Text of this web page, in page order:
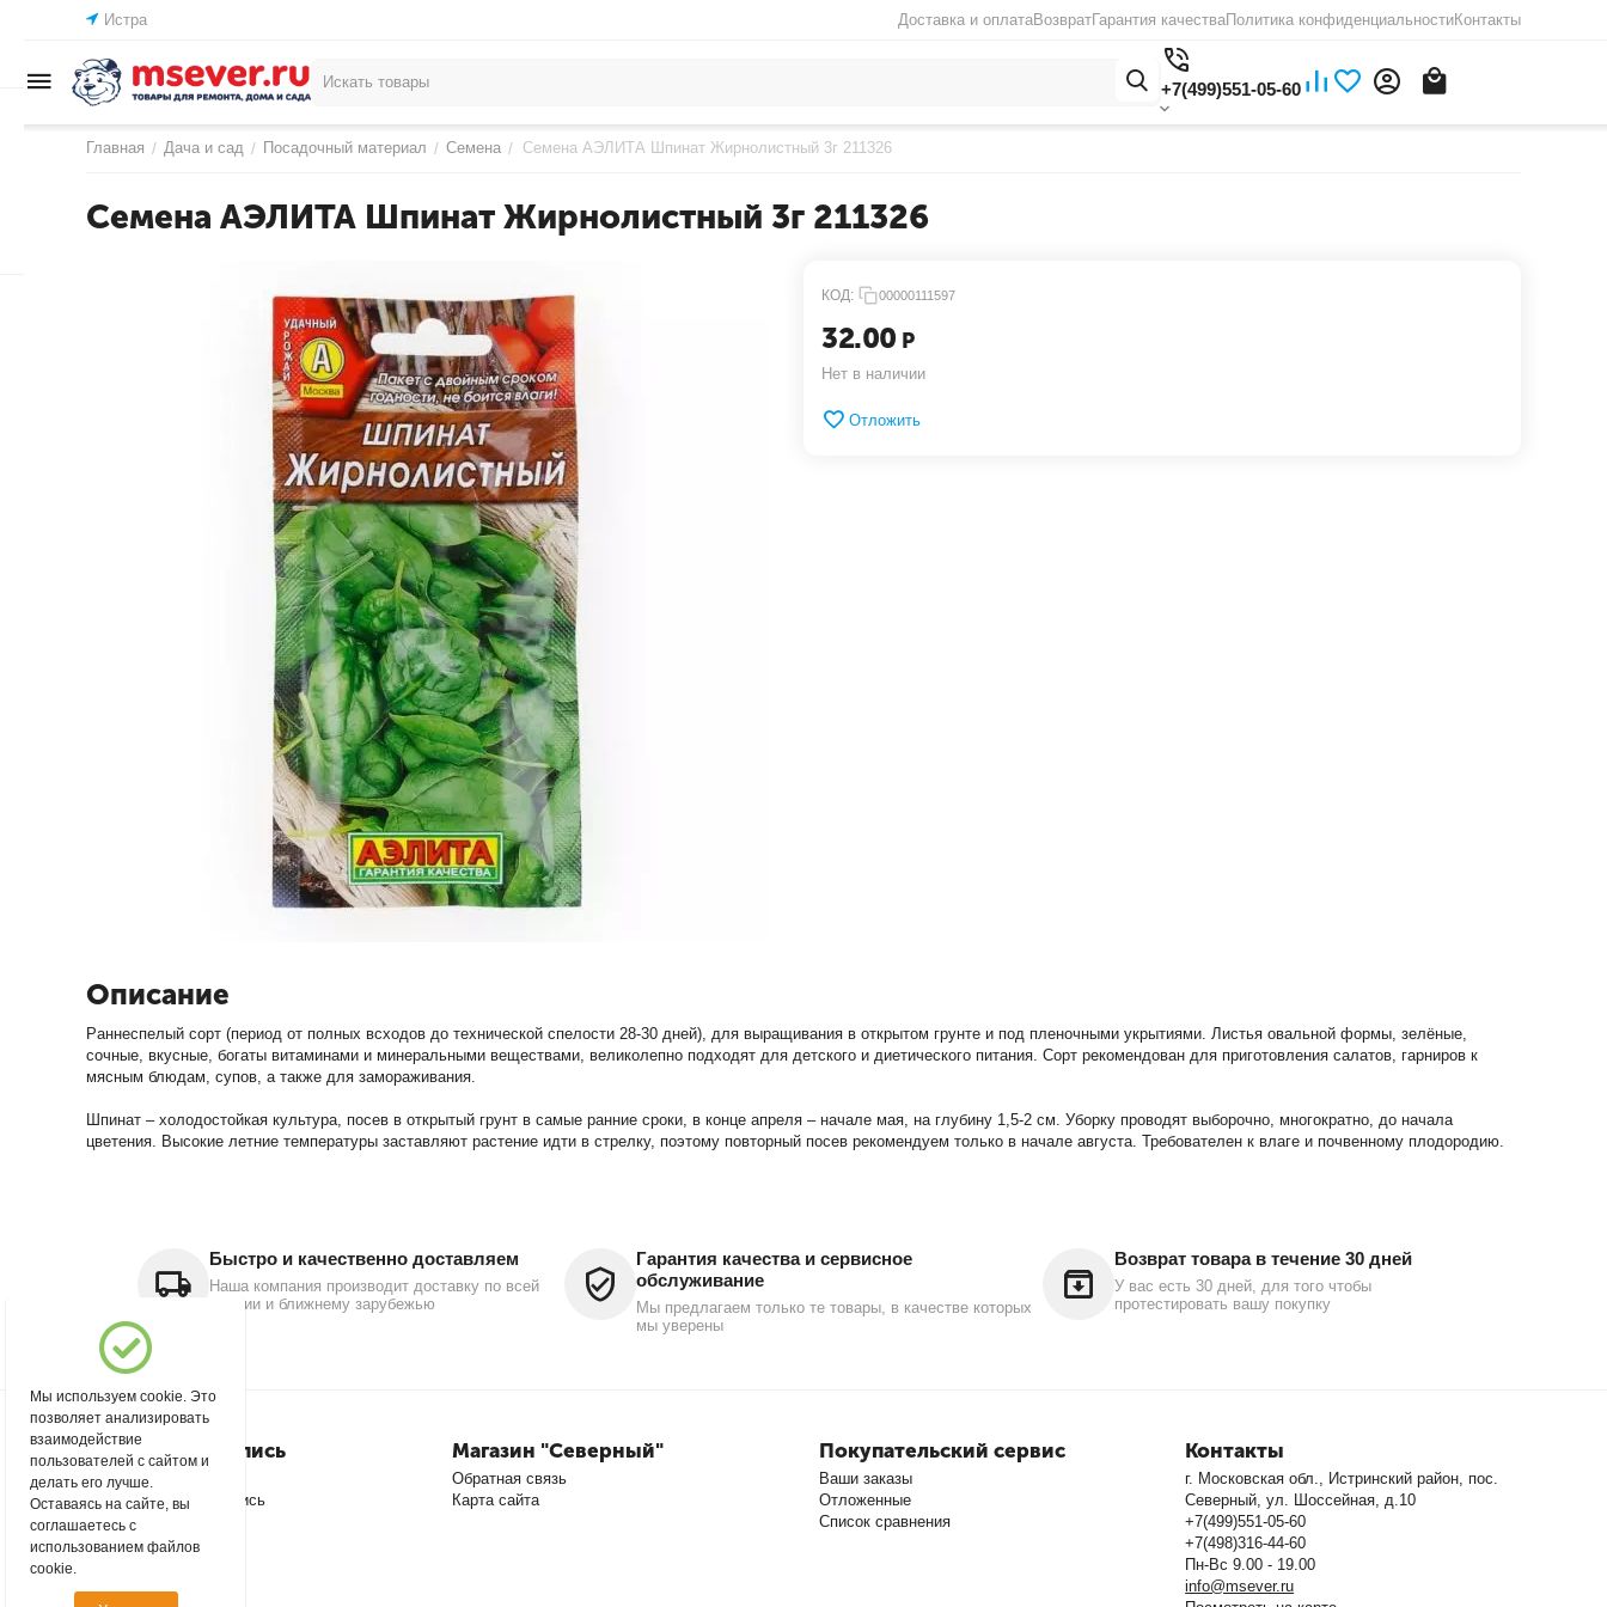
Истра Доставка и оплатаВозвратГарантия качестваПолитика конфиденциальностиКонтакты
+7(499)551-05-60
Главная / Дача и сад / Посадочный материал / Семена / Семена АЭЛИТА Шпинат Жирнолистный 3г 211326
Семена АЭЛИТА Шпинат Жирнолистный 3г 211326
КОД: 00000111597
32.00 Р
Нет в наличии
Отложить
Описание
Раннеспелый сорт (период от полных всходов до технической спелости 28-30 дней), для выращивания в открытом грунте и под пленочными укрытиями. Листья овальной формы, зелёные,
сочные, вкусные, богаты витаминами и минеральными веществами, великолепно подходят для детского и диетического питания. Сорт рекомендован для приготовления салатов, гарниров к
мясным блюдам, супов, а также для замораживания.
Шпинат – холодостойкая культура, посев в открытый грунт в самые ранние сроки, в конце апреля – начале мая, на глубину 1,5-2 см. Уборку проводят выборочно, многократно, до начала
цветения. Высокие летние температуры заставляют растение идти в стрелку, поэтому повторный посев рекомендуем только в начале августа. Требователен к влаге и почвенному плодородию.
Быстро и качественно доставляем
Наша компания производит доставку по всей
России и ближнему зарубежью
Гарантия качества и сервисное
обслуживание
Мы предлагаем только те товары, в качестве которых
мы уверены
Возврат товара в течение 30 дней
У вас есть 30 дней, для того чтобы
протестировать вашу покупку
Моя учетная запись
Войти
Создать учетную запись
Магазин "Северный"
Обратная связь
Карта сайта
Покупательский сервис
Ваши заказы
Отложенные
Список сравнения
Контакты
г. Московская обл., Истринский район, пос.
Северный, ул. Шоссейная, д.10
+7(499)551-05-60
+7(498)316-44-60
Пн-Вс 9.00 - 19.00
info@msever.ru
Мы используем cookie. Это
позволяет анализировать
взаимодействие
пользователей с сайтом и
делать его лучше.
Оставаясь на сайте, вы
соглашаетесь с
использованием файлов
cookie.